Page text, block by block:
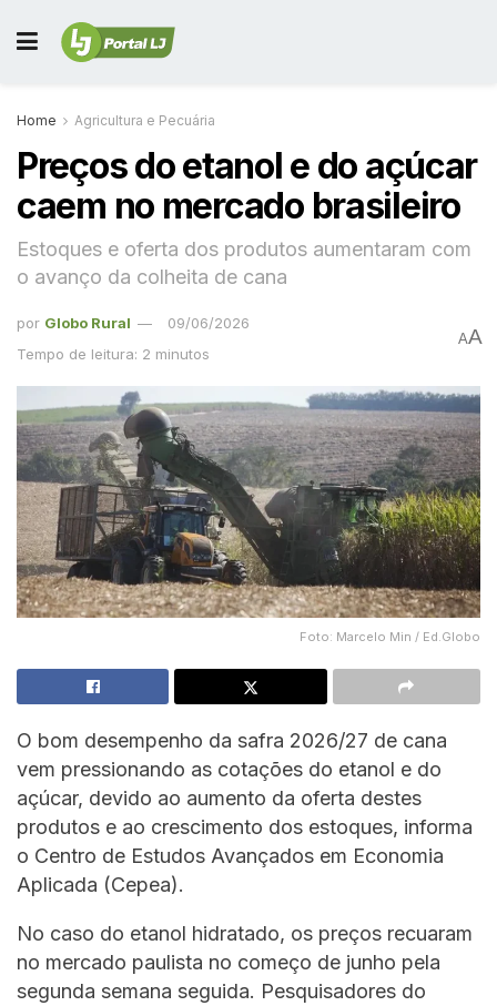
Home Agricultura e Pecuária
Preços do etanol e do açúcar
caem no mercado brasileiro
Estoques e oferta dos produtos aumentaram com
o avanço da colheita de cana
por Globo Rural
09/06/2026
Tempo de leitura: 2 minutos
AA
Foto: Marcelo Min / Ed.Globo
O bom desempenho da safra 2026/27 de cana
vem pressionando as cotações do etanol e do
açúcar, devido ao aumento da oferta destes
produtos e ao crescimento dos estoques, informa
o Centro de Estudos Avançados em Economia
Aplicada (Cepea).
No caso do etanol hidratado, os preços recuaram
no mercado paulista no começo de junho pela
segunda semana seguida. Pesquisadores do